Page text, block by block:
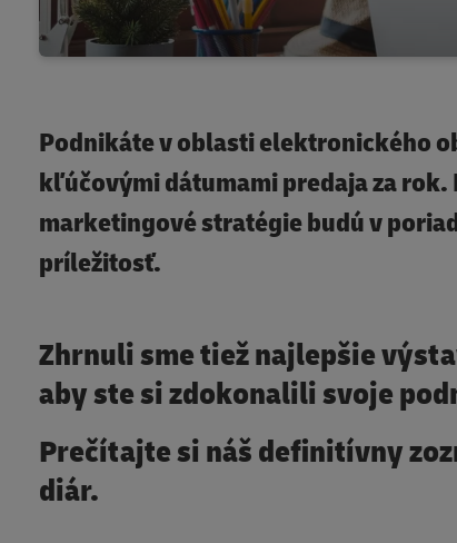
Podnikáte v oblasti elektronického
kľúčovými dátumami predaja za rok.
marketingové stratégie budú v
príležitosť.
Zhrnuli sme tiež najlepšie
aby ste si zdokonalili svoje
Prečítajte si náš definitívny
diár.